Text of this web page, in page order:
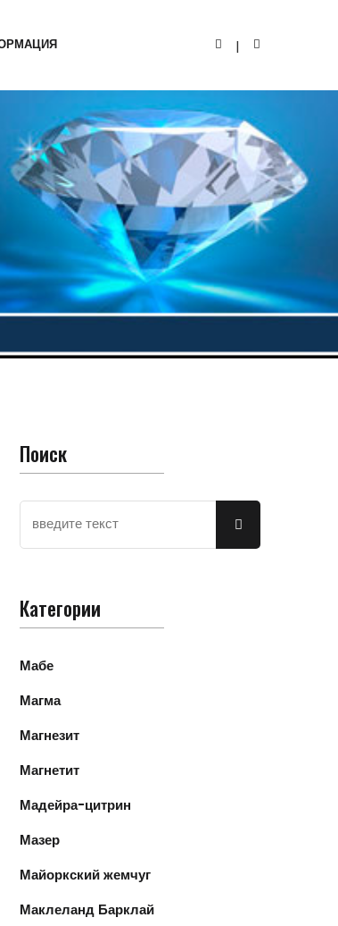
Поиск
Категории
Мабе
Магма
Магнезит
Магнетит
Мадейра-цитрин
Мазер
Майоркский жемчуг
Маклеланд Барклай